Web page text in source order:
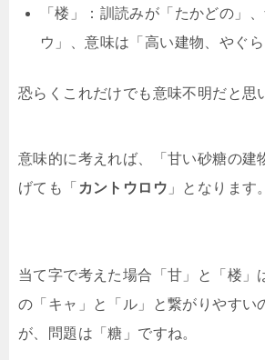
「楼」：訓読みが「たかどの」
ウ」、意味は「高い建物、やぐら
恐らくこれだけでも意味不明だと思
意味的に考えれば、「甘い砂糖の建
げても「 カントウロウ 」となります。
当て字で考えた場合「甘」と「楼」
の「キャ」と「ル」と繋がりやすい
が、問題は「糖」ですね。